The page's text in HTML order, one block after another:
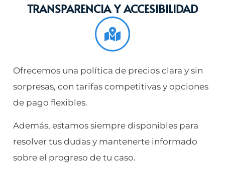
TRANSPARENCIA Y ACCESIBILIDAD
Ofrecemos una política de precios clara y sin
sorpresas, con tarifas competitivas y opciones
de pago flexibles.
Además, estamos siempre disponibles para
resolver tus dudas y mantenerte informado
sobre el progreso de tu caso.